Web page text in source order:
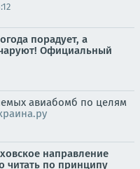
порадует, а
Официальный
авиабомб по целям
направление
читать по принципу